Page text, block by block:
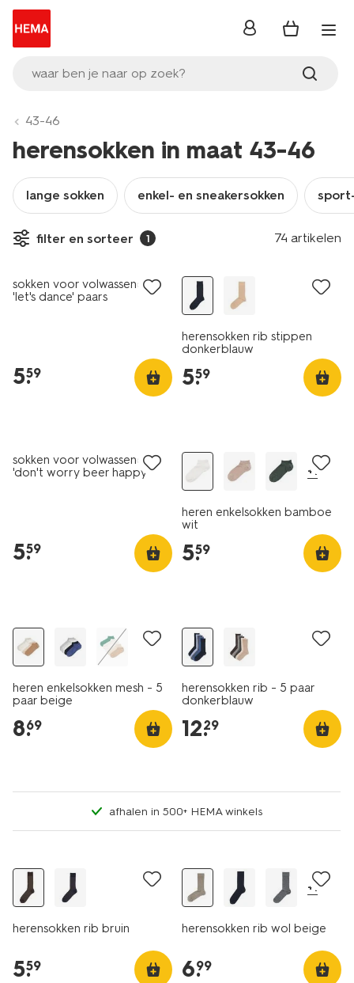
waar ben je naar op zoek?
inloggen
43-46
herensokken in maat 43-46
lange sokken enkel- en sneakersokken
filter en sorteer 1 74 artikelen
sokken voor volwassenen
'let's dance' paars
5.
59
herensokken rib stippen
donkerblauw
5.
59
sokken voor volwassenen
'don't worry beer happy'
5.
59
+1
heren enkelsokken bamboe
wit
5.
59
heren enkelsokken mesh - 5
paar beige
8.
69
herensokken rib - 5 paar
donkerblauw
12.
29
afhalen in 500+ HEMA winkels
herensokken rib bruin
5.
59
+1
herensokken rib wol beige
6.
99